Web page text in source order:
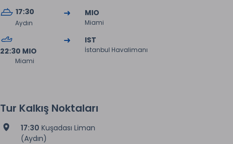
17:30
Aydın
MIO
Miami
22:30 MIO
Miami
IST
İstanbul Havalimanı
Tur Kalkış Noktaları
17:30 Kuşadası Liman
(Aydın)